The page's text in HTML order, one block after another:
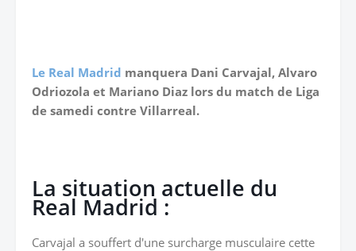
Le Real Madrid manquera Dani Carvajal, Alvaro
Odriozola et Mariano Diaz lors du match de Liga
de samedi contre Villarreal.
La situation actuelle du
Real Madrid :
Carvajal a souffert d'une surcharge musculaire cette